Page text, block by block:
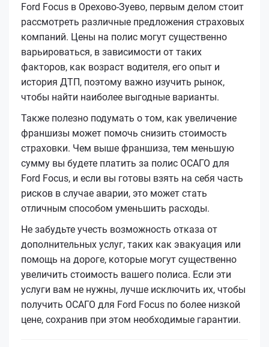
Ford Focus в Орехово-Зуево, первым делом стоит
рассмотреть различные предложения страховых
компаний. Цены на полис могут существенно
варьироваться, в зависимости от таких
факторов, как возраст водителя, его опыт и
история ДТП, поэтому важно изучить рынок,
чтобы найти наиболее выгодные варианты.
Также полезно подумать о том, как увеличение
франшизы может помочь снизить стоимость
страховки. Чем выше франшиза, тем меньшую
сумму вы будете платить за полис ОСАГО для
Ford Focus, и если вы готовы взять на себя часть
рисков в случае аварии, это может стать
отличным способом уменьшить расходы.
Не забудьте учесть возможность отказа от
дополнительных услуг, таких как эвакуация или
помощь на дороге, которые могут существенно
увеличить стоимость вашего полиса. Если эти
услуги вам не нужны, лучше исключить их, чтобы
получить ОСАГО для Ford Focus по более низкой
цене, сохранив при этом необходимые гарантии.